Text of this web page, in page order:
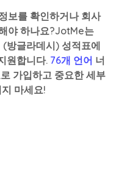
보를 확인하거나 회사
야 하나요?JotMe는
방글라데시) 성적표에
원합니다. 76개 언어 너
가입하고 중요한 세부
마세요!